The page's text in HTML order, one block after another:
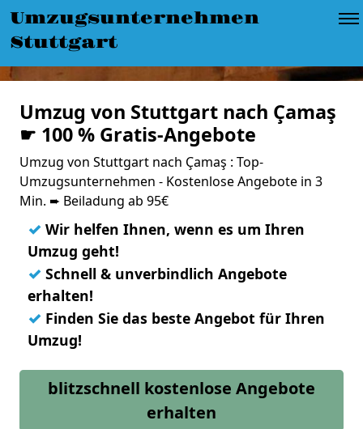
Umzugsunternehmen
Stuttgart
Umzug von Stuttgart nach Çamaş
☛ 100 % Gratis-Angebote
Umzug von Stuttgart nach Çamaş : Top-
Umzugsunternehmen - Kostenlose Angebote in 3
Min. ➨ Beiladung ab 95€
✓ Wir helfen Ihnen, wenn es um Ihren
Umzug geht!
✓ Schnell & unverbindlich Angebote
erhalten!
✓ Finden Sie das beste Angebot für Ihren
Umzug!
blitzschnell kostenlose Angebote
erhalten